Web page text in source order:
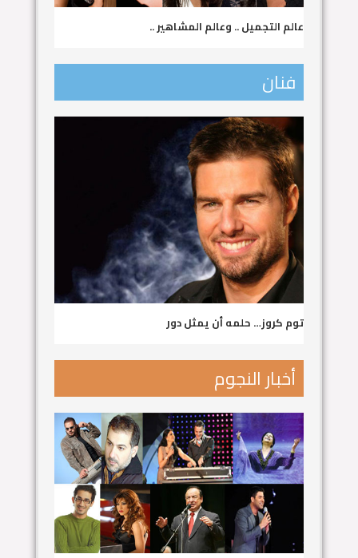
عالم التجميل .. وعالم المشاهير ..
فنان
توم كروز… حلمه أن يمثل دور
أخبار النجوم